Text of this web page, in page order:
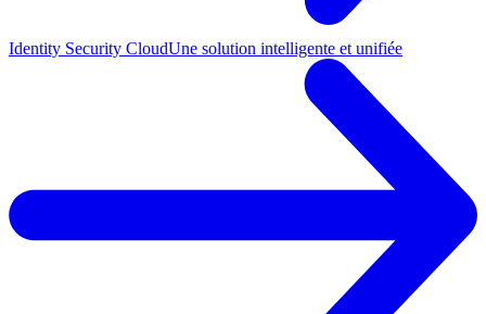
Identity Security CloudUne solution intelligente et unifiée